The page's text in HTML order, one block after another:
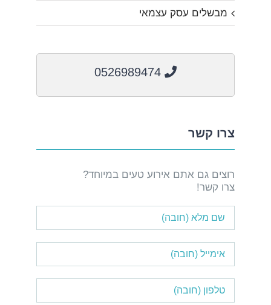
מבשלים עסק עצמאי
צרו קשר
רוצים גם אתם אירוע טעים במיוחד?
צרו קשר!